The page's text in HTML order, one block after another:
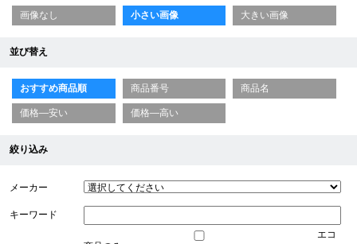
画像なし 小さい画像 大きい画像
並び替え
おすすめ商品順 商品番号 商品名
価格—安い 価格—高い
絞り込み
メーカー
キーワード
エコ